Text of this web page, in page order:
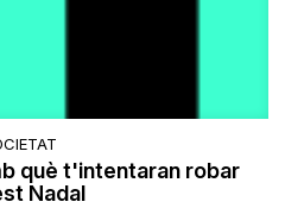
què t'intentaran robar
Nadal